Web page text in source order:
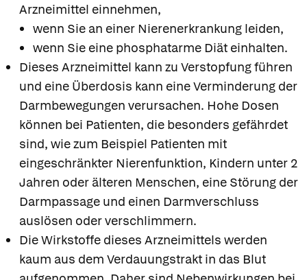
Arzneimittel einnehmen,
wenn Sie an einer Nierenerkrankung leiden,
wenn Sie eine phosphatarme Diät einhalten.
Dieses Arzneimittel kann zu Verstopfung führen
und eine Überdosis kann eine Verminderung der
Darmbewegungen verursachen. Hohe Dosen
können bei Patienten, die besonders gefährdet
sind, wie zum Beispiel Patienten mit
eingeschränkter Nierenfunktion, Kindern unter 2
Jahren oder älteren Menschen, eine Störung der
Darmpassage und einen Darmverschluss
auslösen oder verschlimmern.
Die Wirkstoffe dieses Arzneimittels werden
kaum aus dem Verdauungstrakt in das Blut